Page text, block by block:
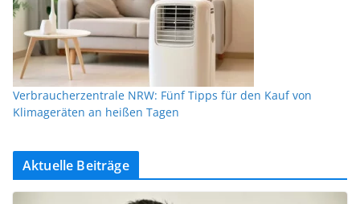
Verbraucherzentrale NRW: Fünf Tipps für den Kauf von
Klimageräten an heißen Tagen
Aktuelle Beiträge